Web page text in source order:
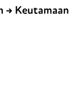
→ Keutamaan